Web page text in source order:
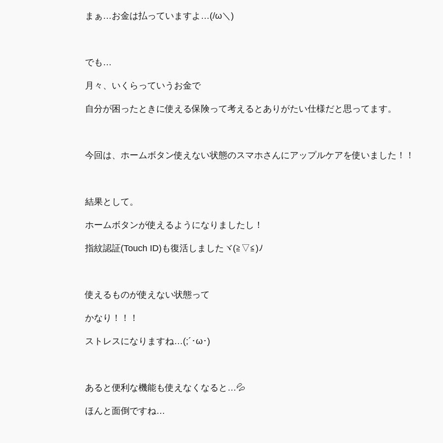
まぁ…お金は払っていますよ…(/ω＼)
でも…
月々、いくらっていうお金で
自分が困ったときに使える保険って考えるとありがたい仕様だと思ってます。
今回は、ホームボタン使えない状態のスマホさんにアップルケアを使いました！！
結果として。
ホームボタンが使えるようになりましたし！
指紋認証(Touch ID)も復活しましたヾ(≧▽≦)ﾉ
使えるものが使えない状態って
かなり！！！
ストレスになりますね…(;´･ω･)
あると便利な機能も使えなくなると…💦
ほんと面倒ですね…